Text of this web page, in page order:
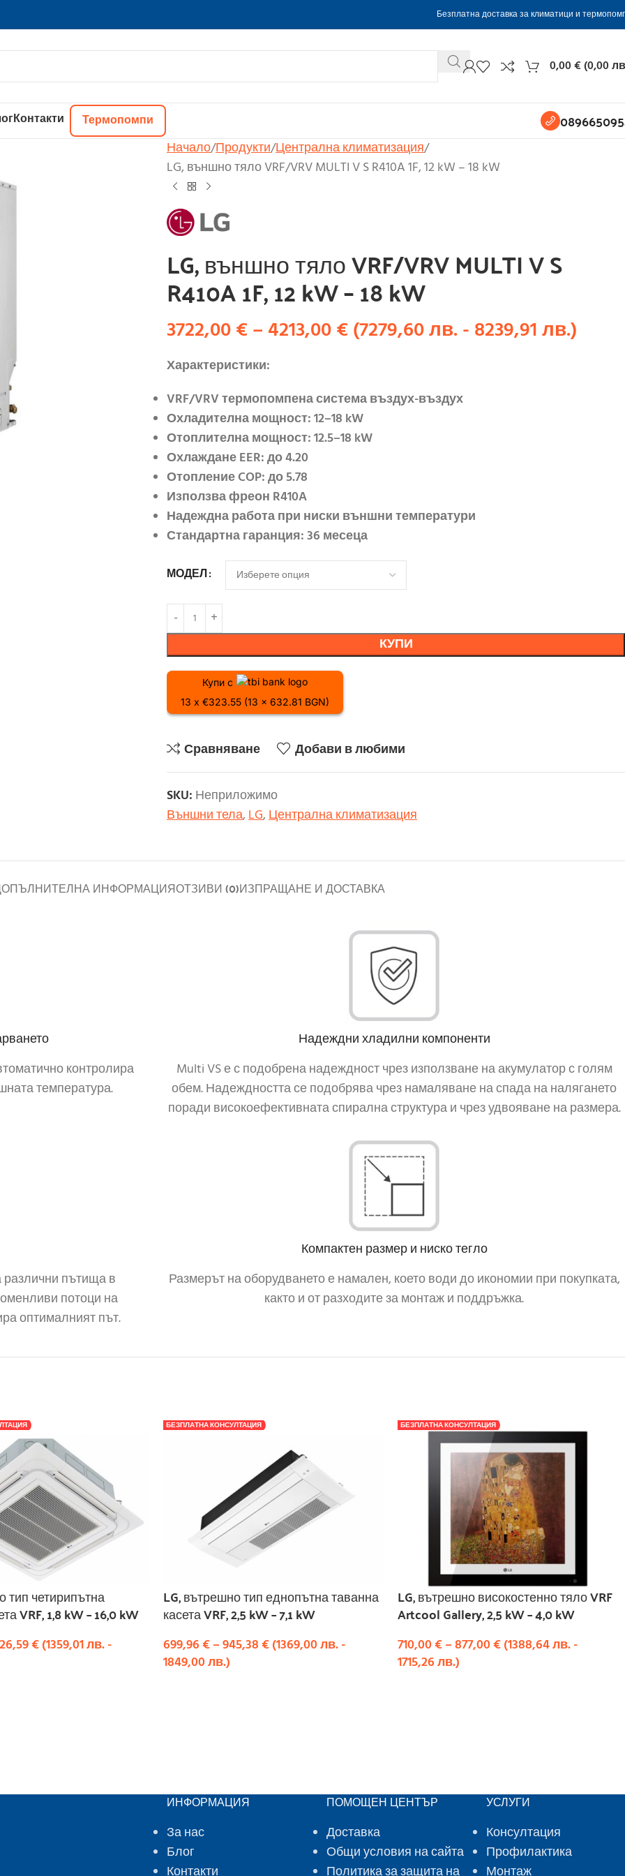
Безплатна доставка за климатици и
0,00€(0,00
Контакти Термопомпи
Начало Продукти Централна климатизация
LG, външно тяло VRF/VRV MULTI V S R410A 1F, 12 kW – 18 kW
LG, външно тяло VRF/VRV MULTI V S
R410A 1F, 12 kW – 18 kW
3722,00€ – 4213,00€ (7279,60лв.- 8239,91лв.)
Характеристики:
VRF/VRV термопомпена система въздух-въздух
Охладителна мощност: 12–18 kW
Отоплителна мощност: 12.5–18 kW
Охлаждане EER: до 4.20
Отопление COP: до 5.78
Използва фреон R410A
Надеждна работа при ниски външни температури
Стандартна гаранция: 36 месеца
МОДЕЛ
КУПИ
Купи с
13 x €323.55 (13 x 632.81 BGN)
Сравняване Добави в любими
SKU: Неприложимо
Външни тела,LG,Централна климатизация
ИНФОРМАЦИЯОТЗИВИ (0)ИЗПРАЩАНЕ И ДОСТАВКА
контролира
температура.
Надеждни хладилни компоненти
Multi VS е с подобрена надеждност чрез използване на акумулатор с голям
обем. Надеждността се подобрява чрез намаляване на спада на налягането
поради високоефективната спирална структура и чрез удвояване на размера.
различни пътища в
потоци на
оптималният път.
Компактен размер и ниско тегло
Размерът на оборудването е намален, което води до икономии при покупката,
както и от разходите за монтаж и поддръжка.
тип четирипътна
VRF, 1,8 kW – 16,0 kW
€(1359,01лв.-
БЕЗПЛАТНА КОНСУЛТАЦИЯ
LG, вътрешно тип еднопътна таванна
касета VRF, 2,5 kW – 7,1 kW
699,96€–945,38€(1369,00лв.-
1849,00лв.)
БЕЗПЛАТНА КОНСУЛТАЦИЯ
LG, вътрешно високостенно тяло VRF
Artcool Gallery, 2,5 kW – 4,0 kW
710,00€–877,00€(1388,64лв.-
1715,26лв.)
ИНФОРМАЦИЯ
За нас
Блог
ПОМОЩЕН ЦЕНТЪР
Доставка
Общи условия на сайта
УСЛУГИ
Консултация
Профилактика